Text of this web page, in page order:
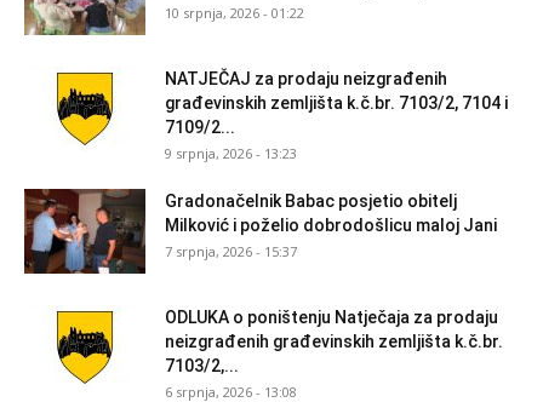
10 srpnja, 2026 - 01:22
NATJEČAJ za prodaju neizgrađenih
građevinskih zemljišta k.č.br. 7103/2, 7104 i
7109/2...
9 srpnja, 2026 - 13:23
Gradonačelnik Babac posjetio obitelj
Milković i poželio dobrodošlicu maloj Jani
7 srpnja, 2026 - 15:37
ODLUKA o poništenju Natječaja za prodaju
neizgrađenih građevinskih zemljišta k.č.br.
7103/2,...
6 srpnja, 2026 - 13:08